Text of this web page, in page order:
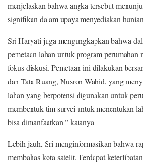
menjelaskan bahwa angka tersebut
signifikan dalam upaya menyediakan
Sri Haryati juga mengungkapkan bahwa
pemetaan lahan untuk program perumahan
fokus diskusi. Pemetaan ini dilakukan
dan Tata Ruang, Nusron Wahid, yang
lahan yang berpotensi digunakan untuk
membentuk tim survei untuk menentukan
bisa dimanfaatkan,” katanya.
Lebih jauh, Sri menginformasikan bahwa
membahas kota satelit. Terdapat